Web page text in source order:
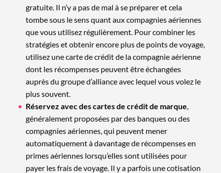
gratuite. Il n’y a pas de mal à se préparer et cela
tombe sous le sens quant aux compagnies aériennes
que vous utilisez régulièrement. Pour combiner les
stratégies et obtenir encore plus de points de voyage,
utilisez une carte de crédit de la compagnie aérienne
dont les récompenses peuvent être échangées
auprès du groupe d’alliance avec lequel vous volez le
plus souvent.
Réservez avec des cartes de crédit de marque
généralement proposées par des banques ou des
compagnies aériennes, qui peuvent mener
automatiquement à davantage de récompenses en
primes aériennes lorsqu’elles sont utilisées pour
payer les frais de voyage. Il y a parfois une cotisation